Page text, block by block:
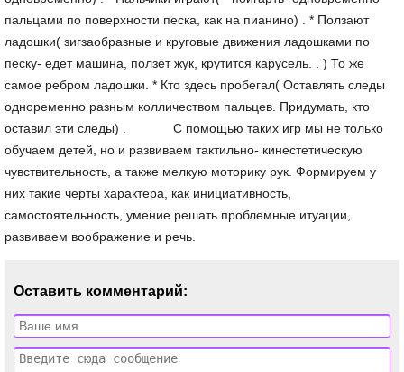
пальцами по поверхности песка, как на пианино) . * Ползают
ладошки( зигзаобразные и круговые движения ладошками по
песку- едет машина, ползёт жук, крутится карусель. . ) То же
самое ребром ладошки. * Кто здесь пробегал( Оставлять следы
одноременно разным колличеством пальцев. Придумать, кто
оставил эти следы) . С помощью таких игр мы не только
обучаем детей, но и развиваем тактильно- кинестетическую
чувствительность, а также мелкую моторику рук. Формируем у
них такие черты характера, как инициативность,
самостоятельность, умение решать проблемные итуации,
развиваем воображение и речь.
Оставить комментарий: